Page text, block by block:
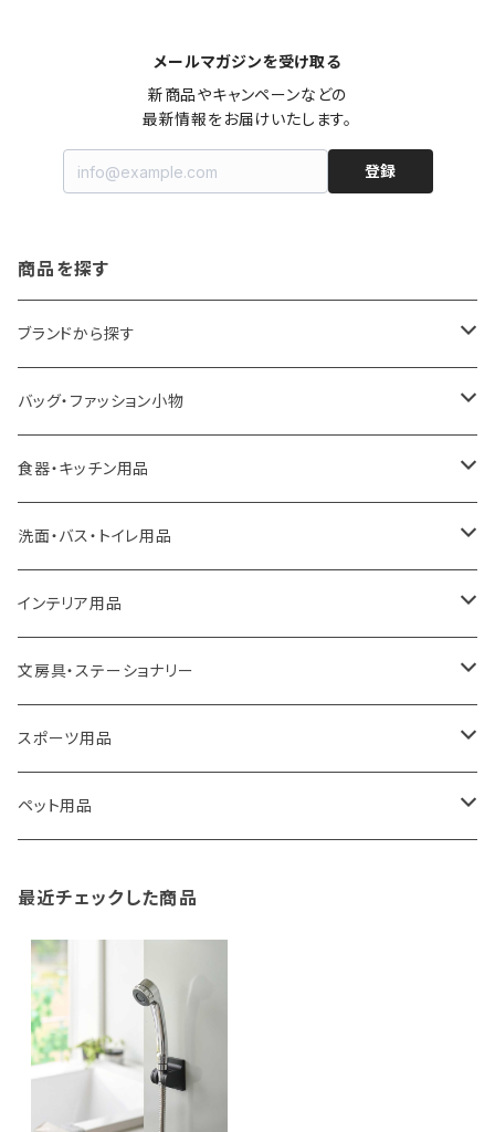
メールマガジンを受け取る
新商品やキャンペーンなどの
最新情報をお届けいたします。
登録
商品を探す
ブランドから探す
LOQI
ideaco
a.depeche
ROOTOTE
100percent
藤田金属
TG
paperblanks
Like-it
KIND BAG LONDON
バッグ・ファッション小物
エコバッグ
アクセサリー
トートバッグ
保冷バッグ
リュックサック
ショルダーバッグ
スポーツバッグ
マザーズバッグ
パソコンケース
食器・キッチン用品
キッチンラック
キッチンペーパーホルダー
食器・テーブルウェア
ゴミ箱
収納用品
ソープディスペンサー
タオルハンガー
調理器具・調理小物
洗面・バス・トイレ用品
洗面用品
掃除・洗濯用品
トイレ用品
バス用品
インテリア用品
アイロン台
アクセサリー収納
ウェットティッシュケース
ガーデニング用品
蚊やり
クッション・クッションカバー
文房具・ステーショナリー
筆記具・ペン
ノート
スポーツ用品
卓球用品
ペット用品
猫用グッズ
その他
最近チェックした商品